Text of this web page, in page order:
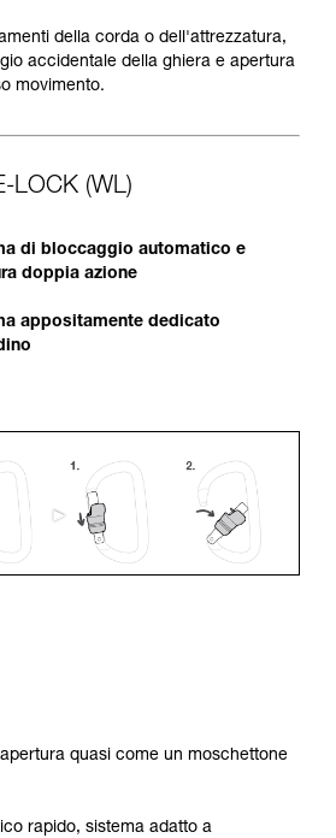
della corda o dell'attrezzatura,
accidentale della ghiera e apertura
movimento.
LOCK (WL)
di bloccaggio automatico e
doppia azione
appositamente dedicato
quasi come un moschettone
rapido, sistema adatto a